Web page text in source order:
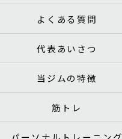
よくある質問
代表あいさつ
当ジムの特徴
筋トレ